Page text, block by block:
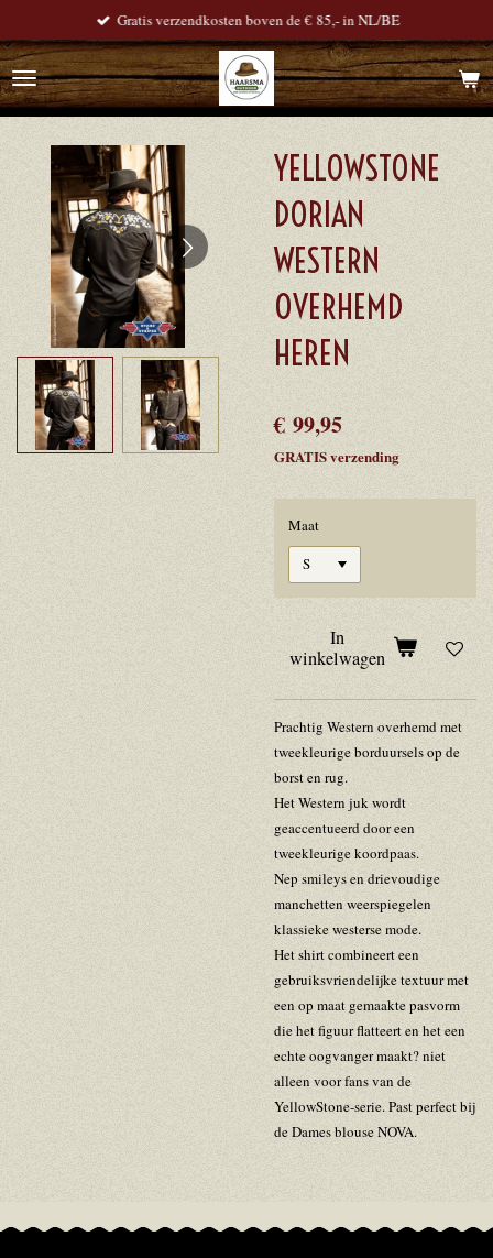
direct
naar
de
Gratis verzendkosten boven de € 85,- in NL/BE
YELLOWSTONE
DORIAN
WESTERN
OVERHEMD
HEREN
€ 99,95
GRATIS verzending
Maat
In
winkelwagen
Prachtig Western overhemdmet
tweekleurige borduursels op de
borst en rug.
Het Western juk wordt
geaccentueerd door een
tweekleurige koordpaas.
Nep smileys en drievoudige
manchetten weerspiegelen
klassieke westerse mode.
Het shirt combineert een
gebruiksvriendelijke textuur met
een op maat gemaakte pasvorm
die het figuur flatteert en het een
echte oogvanger maakt? niet
alleen voor fans van de
YellowStone-serie. Past perfect bij
de Dames blouse NOVA.